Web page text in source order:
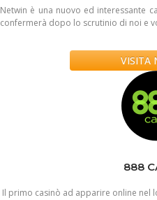
Netwin è una nuovo ed interessante
confermerà dopo lo scrutinio di noi e
VISITA
888
Il primo casinò ad apparire online nel